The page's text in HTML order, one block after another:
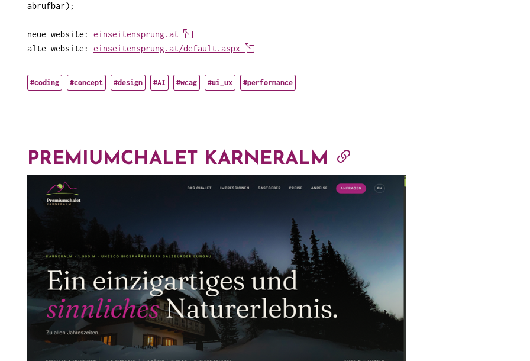
abrufbar);
neue website: einseitensprung.at
alte website: einseitensprung.at/default.aspx
#coding #concept #design #AI #wcag #ui_ux #performance
PREMIUMCHALET KARNERALM